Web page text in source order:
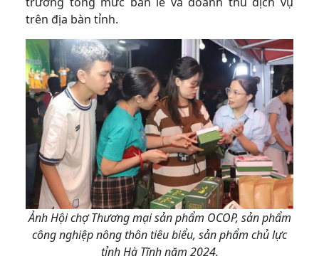
trên địa bàn tỉnh.
Ảnh Hội chợ Thương mại sản phẩm OCOP, sản phẩm
công nghiệp nông thôn tiêu biểu, sản phẩm chủ lực
tỉnh Hà Tĩnh năm 2024.